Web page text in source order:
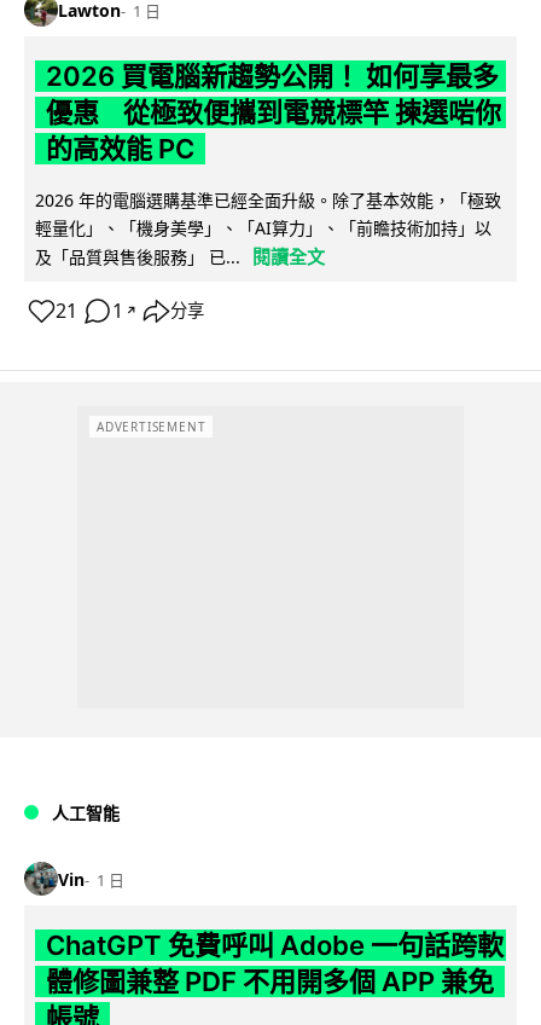
Lawton 1 日
2026 買電腦新趨勢公開！ 如何享最多
優惠 從極致便攜到電競標竿 揀選啱你
的高效能 PC
2026 年的電腦選購基準已經全面升級。除了基本效能，「極致
輕量化」、「機身美學」、「AI算力」、「前瞻技術加持」以
及「品質與售後服務」 已...
閱讀全文
21 1 ↗ 分享
ADVERTISEMENT
人工智能
Vin 1 日
ChatGPT 免費呼叫 Adobe 一句話跨軟
體修圖兼整 PDF 不用開多個 APP 兼免
帳號